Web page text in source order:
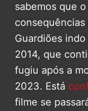
sabemos que
consequências
Guardiões
2014, que
fugiu após a
2023. Está
filme se